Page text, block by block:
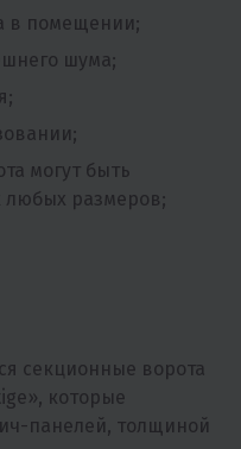
в помещении;
шума;
могут быть
любых размеров;
секционные ворота
которые
панелей, толщиной